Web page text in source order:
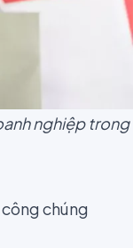
nghiệp trong
chúng